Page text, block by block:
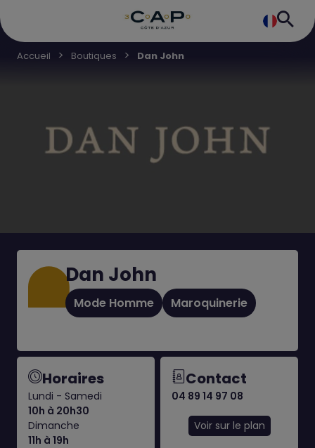
Accueil Boutiques Dan John
Dan John
Mode Homme Maroquinerie
Horaires
Lundi - Samedi
10h à 20h30
Dimanche
11h à 19h
Contact
04 89 14 97 08
Voir sur le plan